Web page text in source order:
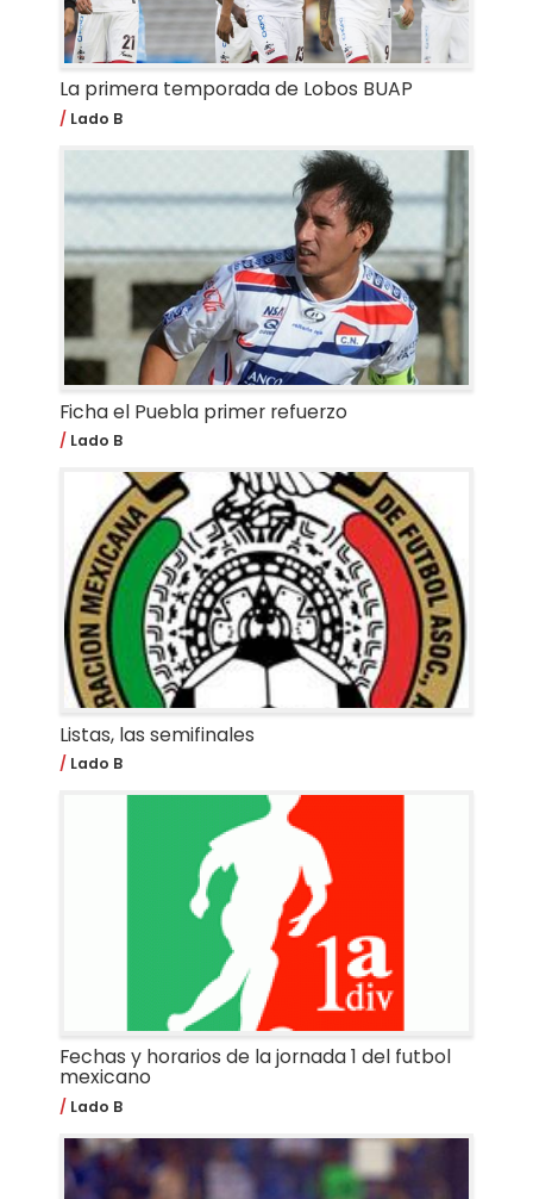
La primera temporada de Lobos BUAP
Lado B
Ficha el Puebla primer refuerzo
Lado B
Listas, las semifinales
Lado B
Fechas y horarios de la jornada 1 del futbol
mexicano
Lado B